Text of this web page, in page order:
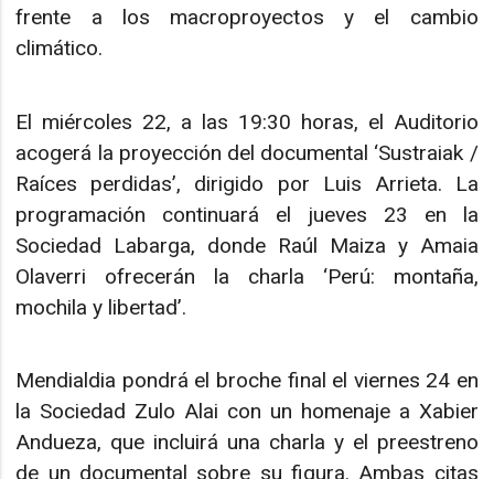
frente a los macroproyectos y el cambio
climático.
El miércoles 22, a las 19:30 horas, el Auditorio
acogerá la proyección del documental ‘Sustraiak /
Raíces perdidas’, dirigido por Luis Arrieta. La
programación continuará el jueves 23 en la
Sociedad Labarga, donde Raúl Maiza y Amaia
Olaverri ofrecerán la charla ‘Perú: montaña,
mochila y libertad’.
Mendialdia pondrá el broche final el viernes 24 en
la Sociedad Zulo Alai con un homenaje a Xabier
Andueza, que incluirá una charla y el preestreno
de un documental sobre su figura. Ambas citas